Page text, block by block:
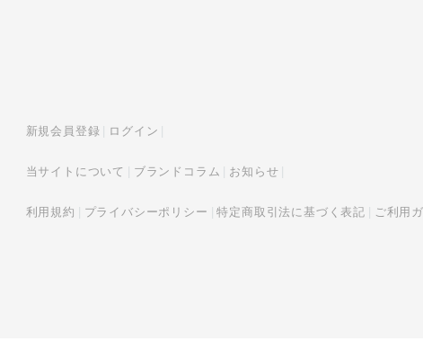
新規会員登録 ログイン
当サイトについて ブランドコラム お知らせ
利用規約 プライバシーポリシー 特定商取引法に基づく表記 ご利用